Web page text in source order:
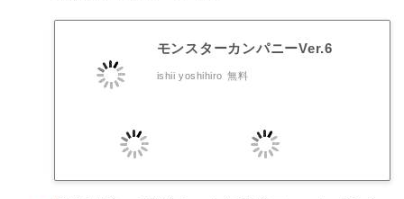
モンスターカンパニーVer.6
ishii yoshihiro 無料